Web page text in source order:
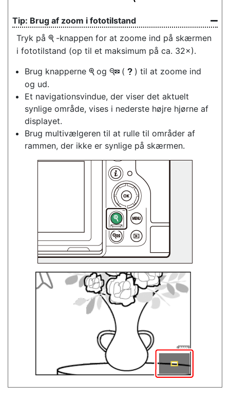
Brug af zoom i fototilstand
Tryk på X -knappen for at zoome ind på skærmen
i fototilstand (op til et maksimum på ca. 32×).
Brug knapperne X og W ( Q ) til at zoome ind
og ud.
Et navigationsvindue, der viser det aktuelt
synlige område, vises i nederste højre hjørne af
displayet.
Brug multivælgeren til at rulle til områder af
rammen, der ikke er synlige på skærmen.